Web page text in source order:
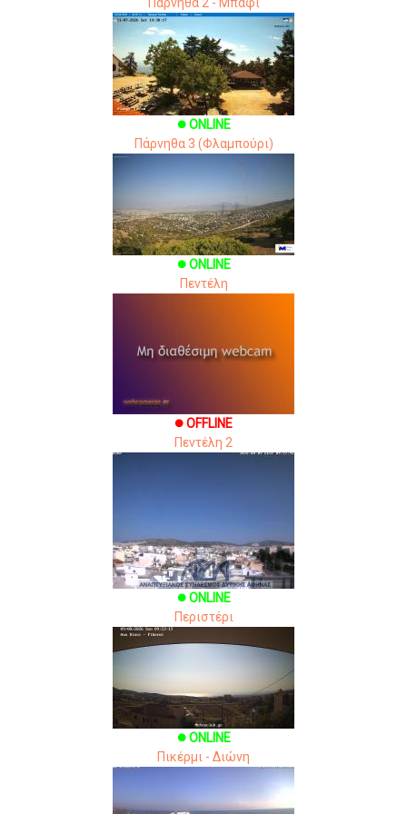
brightness_1 ONLINE
Πάρνηθα 3 (Φλαμπούρι)
brightness_1 ONLINE
Πεντέλη
brightness_1 OFFLINE
Πεντέλη 2
brightness_1 ONLINE
Περιστέρι
brightness_1 ONLINE
Πικέρμι - Διώνη